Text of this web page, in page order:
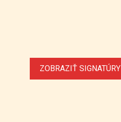
ZOBRAZIŤ SIGNATÚRY